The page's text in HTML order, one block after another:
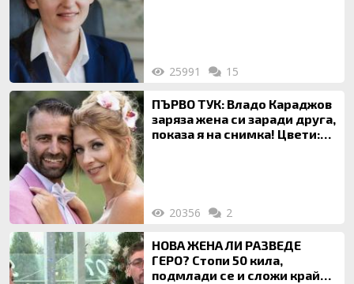
25991 15
ПЪРВО ТУК: Владо Караджов
заряза жена си заради друга,
показа я на снимка! Цвети:
20356 2
НОВА ЖЕНА ЛИ РАЗВЕДЕ
ГЕРО? Стопи 50 кила,
подмлади се и сложи край